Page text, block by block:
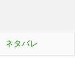
ネタバレ